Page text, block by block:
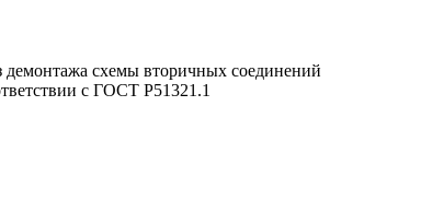
схемы вторичных соединений
с ГОСТ Р51321.1